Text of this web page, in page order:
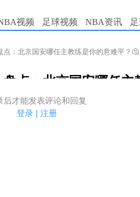
视频 足球视频 NBA资讯
点：北京国安哪任主教练是你的意难平？🤔
点：北京国安哪任
国安风云录 2025-10-12 21:05:45
后才能发表评论和回复
登录 | 注册